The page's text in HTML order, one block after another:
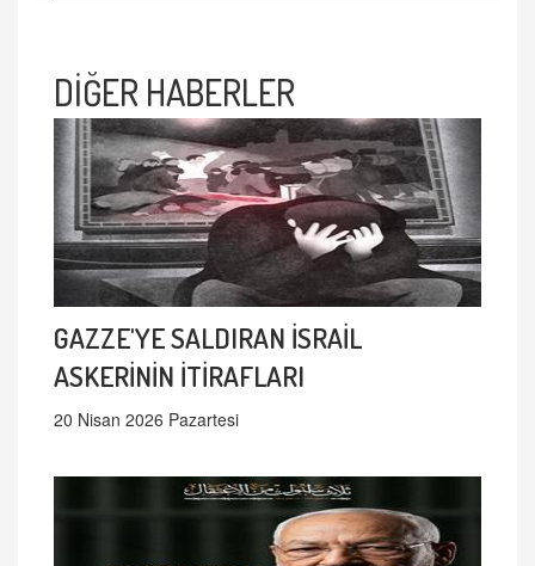
DİĞER HABERLER
GAZZE'YE SALDIRAN İSRAİL
ASKERİNİN İTİRAFLARI
20 Nisan 2026 Pazartesi